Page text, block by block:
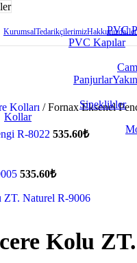
KurumsalTedarikçilerimizHakkımızda
PVC
PVC Kapılar
Panjurlar
Sineklikler
Kollar
Kolları / Fornax Eksenel
R-8022 535.60₺
535.60₺
Kolu